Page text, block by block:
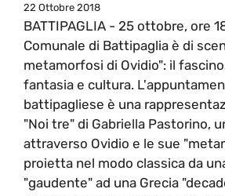
22 Ottobre 2018
BATTIPAGLIA - 25 ottobre, ore
Comunale di Battipaglia è di
metamorfosi di Ovidio": il
fantasia e cultura.
battipagliese è una
"Noi tre" di Gabriella Pastorino,
attraverso Ovidio e le sue
proietta nel modo classica da
"gaudente" ad una Grecia